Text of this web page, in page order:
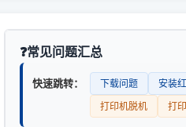
常见问题汇总
快速跳转： 下载问题 安装
打印机脱机
打